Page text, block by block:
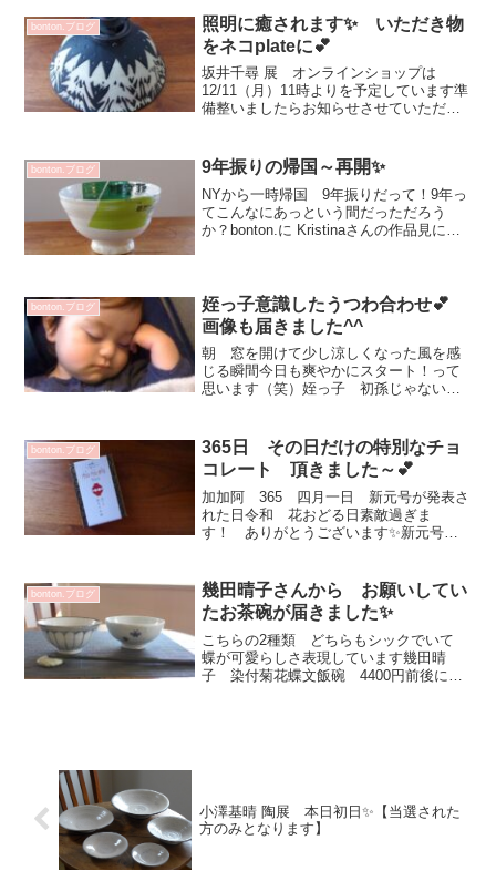
bonton.ブログ
照明に癒されます✨ いただき物
をネコplateに💕
坂井千尋 展 オンラインショップは
12/11（月）11時よりを予定しています準
備整いましたらお知らせさせていただき
合わせてカップ＆ソーサーも楽しい💕
plate1...
bonton.ブログ 9年振りの帰国～再開✨
NYから一時帰国 9年振りだって！9年っ
てこんなにあっという間だっただろう
か？bonton.に Kristinaさんの作品見に行
bonton.ブログ
姪っ子意識したうつわ合わせ💕
画像も届きました^^
朝 窓を開けて少し涼しくなった風を感
じる瞬間今日も爽やかにスタート！って
思います（笑）姪っ子 初孫じゃないけ
なって 9/2で13歳✨以前（？）はよく画
像UPしていたので...
bonton.ブログ
365日 その日だけの特別なチョ
コレート 頂きました～💕
加加阿 365 四月一日 新元号が発表さ
れた日令和 花おどる日素敵過ぎま
す！ ありがとうございます✨新元号
ないと(^^)v今日は朝一 身体メンテナン
スに行ってきまし...
bonton.ブログ
幾田晴子さんから お願いしてい
たお茶碗が届きました✨
こちらの2種類 どちらもシックでいて
蝶が可愛らしさ表現しています幾田晴
子 染付菊花蝶文飯碗 4400円前後に蝶
小澤基晴 陶展 本日初日✨【当選された
方のみとなります】